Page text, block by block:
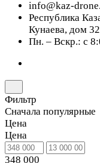
info@kaz-
Республика
Кунаева, дом
Пн. – Вскр.: с
Фильтр
Сначала популярные
Цена
Цена
348 000